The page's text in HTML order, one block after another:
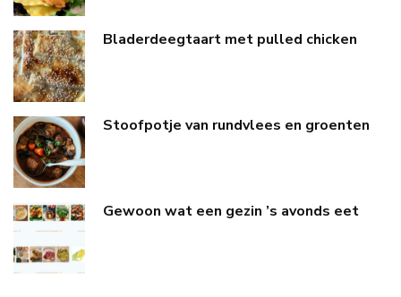
Bladerdeegtaart met pulled chicken
Stoofpotje van rundvlees en groenten
Gewoon wat een gezin ’s avonds eet